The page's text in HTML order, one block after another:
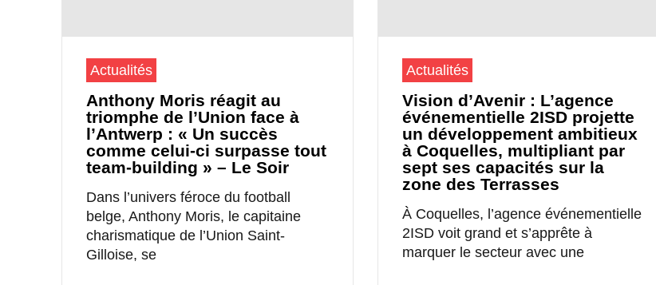
Actualités
Anthony Moris réagit au
triomphe de l’Union face à
l’Antwerp : « Un succès
comme celui-ci surpasse tout
team-building » – Le Soir
Dans l’univers féroce du football
belge, Anthony Moris, le capitaine
charismatique de l’Union Saint-
Gilloise, se
Actualités
Vision d’Avenir : L’agence
événementielle 2ISD projette
un développement ambitieux
à Coquelles, multipliant par
sept ses capacités sur la
zone des Terrasses
À Coquelles, l’agence événementielle
2ISD voit grand et s’apprête à
marquer le secteur avec une